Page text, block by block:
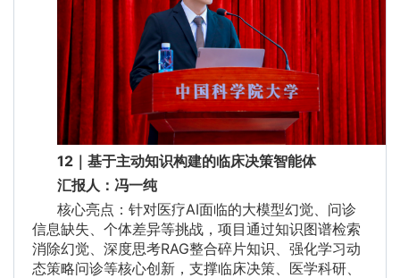
12｜基于主动知识构建的临床决策智能体
汇报人：冯一纯
核心亮点：针对医疗AI面临的大模型幻觉、问诊
信息缺失、个体差异等挑战，项目通过知识图谱检索
消除幻觉、深度思考RAG整合碎片知识、强化学习动
态策略问诊等核心创新，支撑临床决策、医学科研、